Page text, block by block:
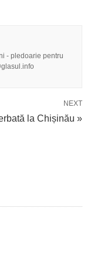
- pledoarie pentru
NEXT
la Chișinău »